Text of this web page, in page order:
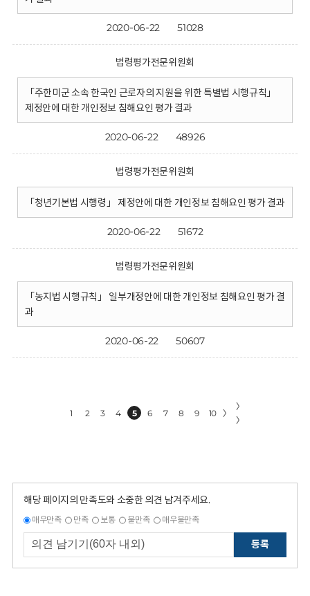
2020-06-22 51028
법령평가전문위원회
「주한미군 소속 한국인 근로자의 지원을 위한 특별법 시행규칙」
제정안에 대한 개인정보 침해요인 평가 결과
2020-06-22 48926
법령평가전문위원회
「청년기본법 시행령」 제정안에 대한 개인정보 침해요인 평가 결과
2020-06-22 51672
법령평가전문위원회
「농지법 시행규칙」 일부개정안에 대한 개인정보 침해요인 평가 결
과
2020-06-22 50607
1 2 3 4 5 6 7 8 9 10 〉
〉
〉
해당 페이지의 만족도와 소중한 의견 남겨주세요.
매우만족 만족 보통 불만족 매우불만족
등록